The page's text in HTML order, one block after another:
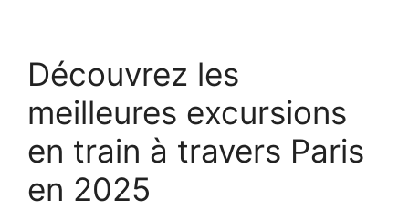
Découvrez les
meilleures excursions
en train à travers Paris
en 2025